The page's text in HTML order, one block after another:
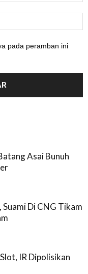
pada peramban ini
Asai Bunuh
Suami Di CNG Tikam
IR Dipolisikan